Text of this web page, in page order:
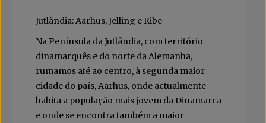
Jutlândia: Aarhus, Jelling e Ribe
Na Península da Jutlândia, com território
dinamarquês e do norte da Alemanha,
rumamos até ao centro, à segunda maior
cidade do país, Aarhus, onde actualmente
habita a população mais jovem da Dinamarca
e onde se encontra também a maior